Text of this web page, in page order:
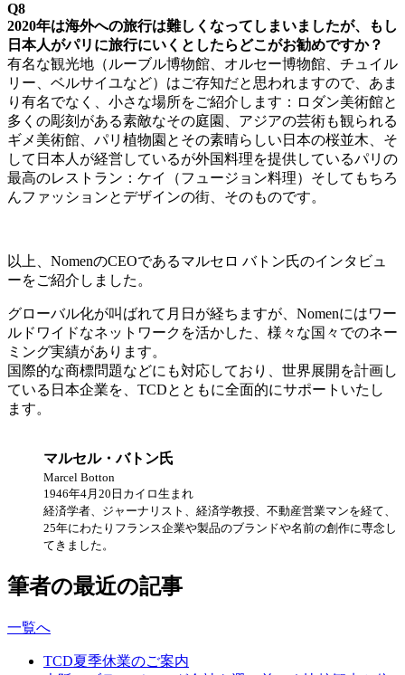
Q8
2020年は海外への旅行は難しくなってしまいましたが、もし
日本人がパリに旅行にいくとしたらどこがお勧めですか？
有名な観光地（ルーブル博物館、オルセー博物館、チュイル
リー、ベルサイユなど）はご存知だと思われますので、あま
り有名でなく、小さな場所をご紹介します：ロダン美術館と
多くの彫刻がある素敵なその庭園、アジアの芸術も観られる
ギメ美術館、パリ植物園とその素晴らしい日本の桜並木、そ
して日本人が経営しているが外国料理を提供しているパリの
最高のレストラン：ケイ（フュージョン料理）そしてもちろ
んファッションとデザインの街、そのものです。
以上、NomenのCEOであるマルセロ バトン氏のインタビュ
ーをご紹介しました。
グローバル化が叫ばれて月日が経ちますが、Nomenにはワー
ルドワイドなネットワークを活かした、様々な国々でのネー
ミング実績があります。
国際的な商標問題などにも対応しており、世界展開を計画し
ている日本企業を、TCDとともに全面的にサポートいたし
ます。
マルセル・バトン氏
Marcel Botton
1946年4月20日カイロ生まれ
経済学者、ジャーナリスト、経済学教授、不動産営業マンを経て、
25年にわたりフランス企業や製品のブランドや名前の創作に専念し
てきました。
筆者の最近の記事
一覧へ
TCD夏季休業のご案内